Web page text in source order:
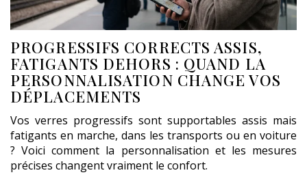
PROGRESSIFS CORRECTS ASSIS,
FATIGANTS DEHORS : QUAND LA
PERSONNALISATION CHANGE VOS
DÉPLACEMENTS
Vos verres progressifs sont supportables assis mais
fatigants en marche, dans les transports ou en voiture
? Voici comment la personnalisation et les mesures
précises changent vraiment le confort.